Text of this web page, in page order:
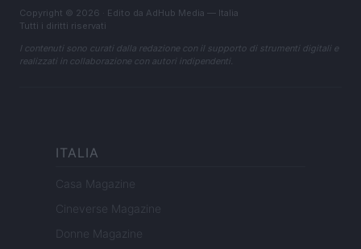
Copyright © 2026 · Edito da AdHub Media — Italia
Tutti i diritti riservati
I contenuti sono curati dalla redazione con il supporto di strumenti digitali e
realizzati in collaborazione con autori indipendenti.
ITALIA
Casa Magazine
Cineverse Magazine
Donne Magazine